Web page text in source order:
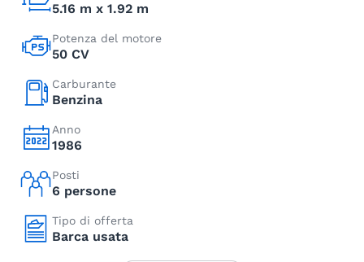
5.16 m x 1.92 m
Potenza del motore
50 CV
Carburante
Benzina
Anno
1986
Posti
6 persone
Tipo di offerta
Barca usata